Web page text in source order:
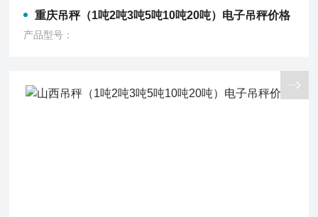
重庆吊秤（1吨2吨3吨5吨10吨20吨）电子吊秤价格
产品型号：